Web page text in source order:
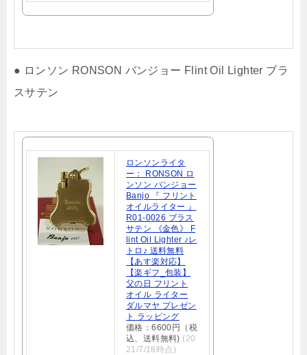
● ロンソン RONSON バンジョー Flint Oil Lighter ブラ
スサテン
ロンソンライタ
ー： RONSON ロ
ンソン バンジョー
Banjo 『 フリント
オイルライター 』
R01-0026 ブラス
サテン 《金色》 F
lint Oil Lighter ♪レ
トロ♪ 送料無料
【あす楽対応】
【楽ギフ_包装】
父の日 フリント
オイル ライター
ダルマヤ プレゼン
ト ラッピング
価格：6600円（税
込、送料無料) (20
21/7/18時点)